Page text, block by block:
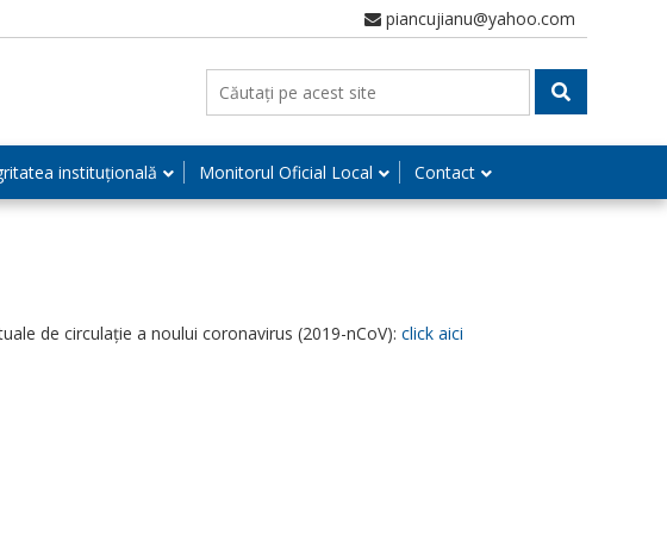
piancujianu@yahoo.com
instituțională Monitorul Oficial Local Contact
de circulație a noului coronavirus (2019-nCoV): click aici